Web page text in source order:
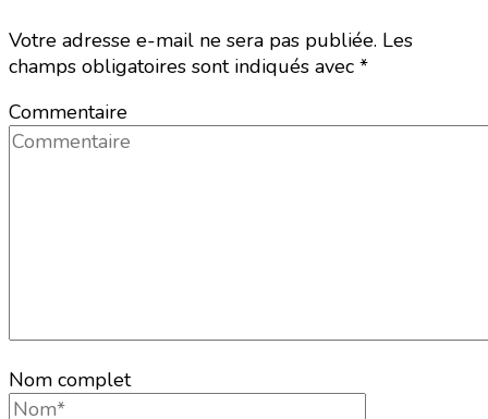
Votre adresse e-mail ne sera pas publiée. Les
champs obligatoires sont indiqués avec *
Commentaire
Nom complet